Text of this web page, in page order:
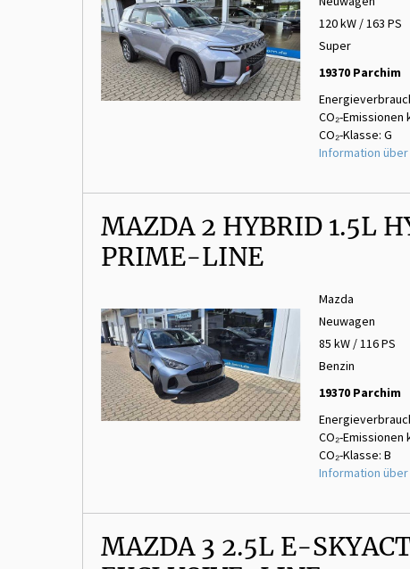
120 kW / 163 PS
Super
19370 Parchim
CO₂-
CO₂-Klasse: G
Information über
MAZDA 2 HYBRID 1.5L
PRIME-LINE
Mazda
Neuwagen
85 kW / 116 PS
Benzin
19370 Parchim
CO₂-
CO₂-Klasse: B
Information über
MAZDA 3 2.5L E-